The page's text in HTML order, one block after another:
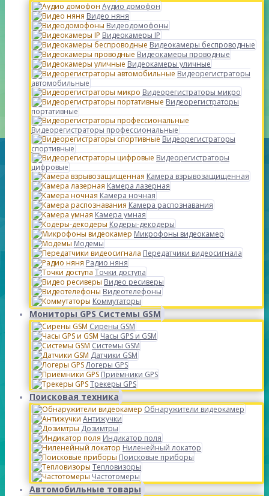
Аудио домофон
Видео няня
Видеодомофоны
Видеокамеры IP
Видеокамеры беспроводные
Видеокамеры проводные
Видеокамеры уличные
Видеорегистраторы
автомобильные
Видеорегистраторы микро
Видеорегистраторы
портативные
Видеорегистраторы профессиональные
Видеорегистраторы
спортивные
Видеорегистраторы
цифровые
Камера взрывозащищенная
Камера лазерная
Камера ночная
Камера распознавания
Камера умная
Кодеры-декодеры
Микрофоны видеокамер
Модемы
Передатчики видеосигнала
Радио няня
Точки доступа
Видео ресиверы
Видеотелефоны
Коммутаторы
Мониторы GPS Системы GSM
Сирены GSM
Часы GPS и GSM
Системы GSM
Датчики GSM
Логеры GPS
Приёмники GPS
Трекеры GPS
Поисковая техника
Обнаружители видеокамер
Антижучки
Дозимтры
Индикатор поля
Ниленейный локатор
Поисковые приборы
Тепловизоры
Частотомеры
Автомобильные товары